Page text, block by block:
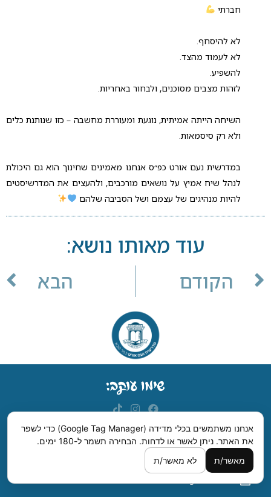
חברתי
לא להיסחף.
לא לעמוד מהצד.
להשפיע.
לזהות מצבים מסוכנים, ולבחור באחריות.
השיחה הייתה אמיתית, נוגעת ומעוררת מחשבה – כזו שנותנת כלים
ולא רק סיסמאות.
במדרשית נעם אורט כפ״ס אנחנו מאמינים שחינוך הוא גם היכולת
לנהל שיח אמיץ על נושאים מורכבים, ולהעצים את המדרשיסטים
להיות מנהיגים של עצמם ושל הסביבה שלהם
עוד מאותו נושא:
הקודם הבא
מדרשית נעם, רחבת ישראל סדן, רחוב לילינבלום, כפר סבא.
09-7420006
אנחנו משתמשים בכלי מדידה (Google Tag Manager) כדי לשפר
את האתר. ניתן לאשר או לדחות. הבחירה תשמר ל-180 ימים.
מאשר/ת
לא מאשר/ת